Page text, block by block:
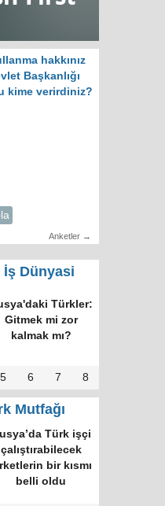
hakkınız
Başkanlığı
kime verirdiniz?
Anketler →
İş Dünyasi
Türkler:
Gitmek mi zor
kalmak mı?
5 6 7 8
Mutfağı
Türk işçi
çalıştırabilecek
bir kısmı
belli oldu